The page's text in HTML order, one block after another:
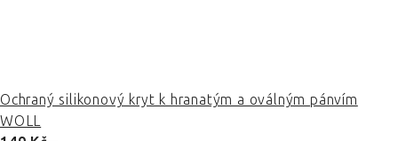
Ochraný silikonový kryt k hranatým a oválným pánvím
WOLL